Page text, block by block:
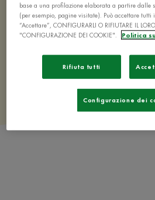
base a una profilazione elaborata a partire dalle
(per esempio, pagine visitate). Può accettare
“Accettare”, CONFIGURARLI O RIFIUTARE IL
"CONFIGURAZIONE DEI COOKIE".
Politica
Rifiuta tutti
Configurazione dei